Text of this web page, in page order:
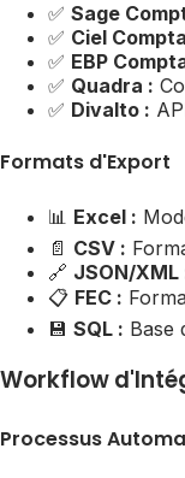
✅ Sage
✅ Ciel
✅ EBP
✅ Quadra :
✅ Divalto :
Formats d'Export
📊 Excel :
📄 CSV :
🔗 JSON/XML
📋 FEC :
💾 SQL : Base
Workflow
Processus